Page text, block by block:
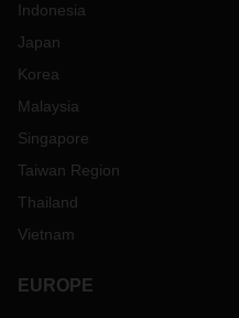
Indonesia
Japan
Korea
Malaysia
Singapore
Taiwan Region
Thailand
Vietnam
EUROPE